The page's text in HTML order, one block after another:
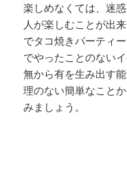
楽しめなくては、迷
人が楽しむことが出
でタコ焼きパーティ
でやったことのない
無から有を生み出す
理のない簡単なこと
みましょう。